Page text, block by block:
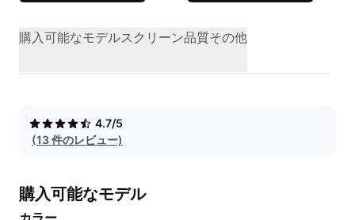
購入可能なモデルスクリーン品質その他
4.7/5
(13 件のレビュー)
購入可能なモデル